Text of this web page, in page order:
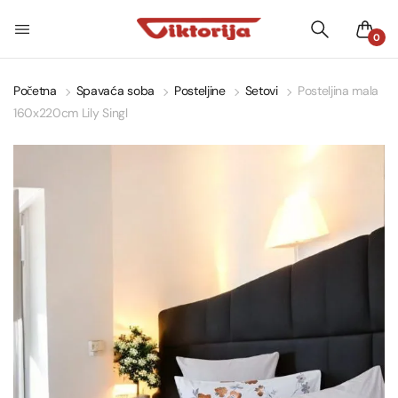
0
Početna Spavaća soba Posteljine Setovi
Posteljina mala
160x220cm Lily Singl